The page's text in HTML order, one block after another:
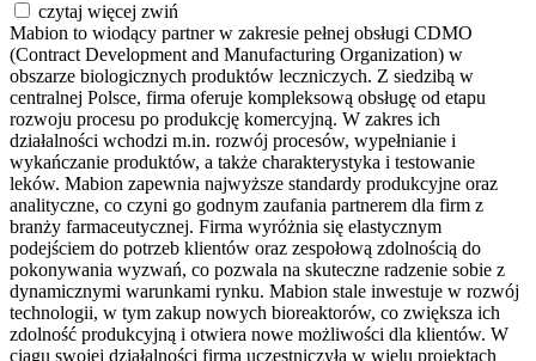
czytaj więcej zwiń
Mabion to wiodący partner w zakresie pełnej obsługi CDMO
(Contract Development and Manufacturing Organization) w
obszarze biologicznych produktów leczniczych. Z siedzibą w
centralnej Polsce, firma oferuje kompleksową obsługę od etapu
rozwoju procesu po produkcję komercyjną. W zakres ich
działalności wchodzi m.in. rozwój procesów, wypełnianie i
wykańczanie produktów, a także charakterystyka i testowanie
leków. Mabion zapewnia najwyższe standardy produkcyjne oraz
analityczne, co czyni go godnym zaufania partnerem dla firm z
branży farmaceutycznej. Firma wyróżnia się elastycznym
podejściem do potrzeb klientów oraz zespołową zdolnością do
pokonywania wyzwań, co pozwala na skuteczne radzenie sobie z
dynamicznymi warunkami rynku. Mabion stale inwestuje w rozwój
technologii, w tym zakup nowych bioreaktorów, co zwiększa ich
zdolność produkcyjną i otwiera nowe możliwości dla klientów. W
ciągu swojej działalności firma uczestniczyła w wielu projektach